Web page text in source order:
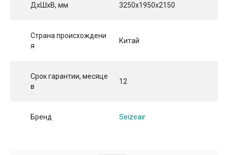
ДхШхВ, мм 3250x1950x2150
Страна происхождени
я
Китай
Срок гарантии, месяце
в
12
Бренд Seizeair